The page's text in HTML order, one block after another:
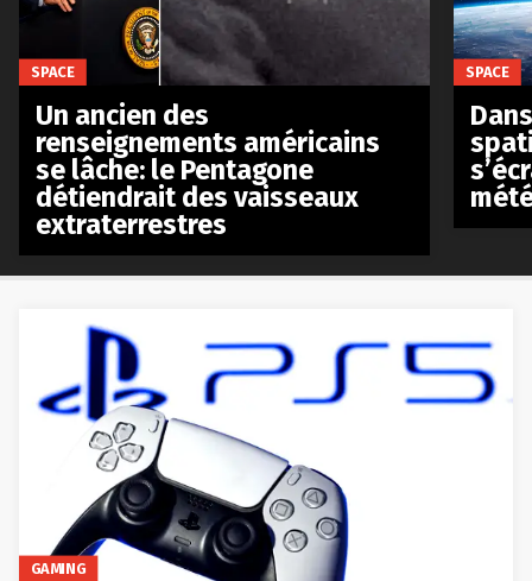
GAMING
SPACE
Un ancien des
renseignements américains
se lâche: le Pentagone
détiendrait des vaisseaux
extraterrestres
SPACE